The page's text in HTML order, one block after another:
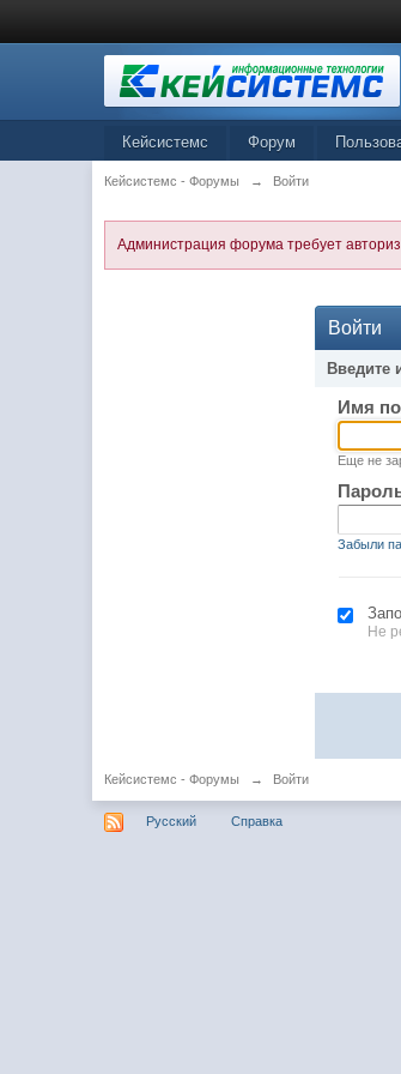
Кейсистемс Форум
Кейсистемс - Форумы → Войти
Администрация форума требует
Войти
Введите
Имя
Еще не
Забыли
Не
Кейсистемс - Форумы → Войти
Русский Справка